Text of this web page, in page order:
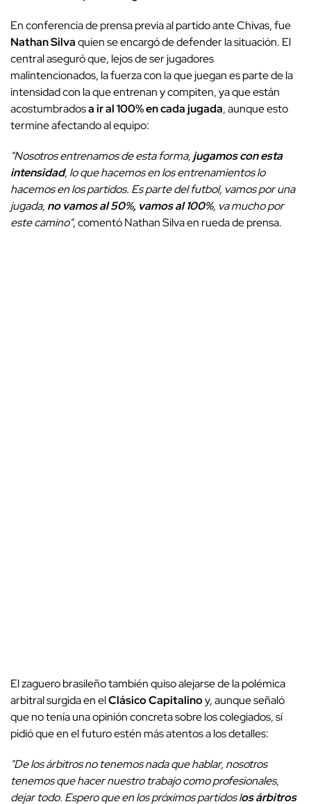
En conferencia de prensa previa al partido ante Chivas, fue
Nathan Silvaquien se encargó de defender la situación. El
central aseguró que, lejos de ser jugadores
malintencionados, la fuerza con la que juegan es parte de la
intensidad con la que entrenan y compiten, ya que están
acostumbradosa ir al 100% en cada jugada, aunque esto
termine afectando al equipo:
"Nosotros entrenamos de esta forma, jugamos con esta
intensidad, lo que hacemos en los entrenamientos lo
hacemos en los partidos. Es parte del futbol, vamos por una
jugada, no vamos al 50%, vamos al 100%, va mucho por
este camino", comentó Nathan Silva en rueda de prensa.
El zaguero brasileño también quiso alejarse de la polémica
arbitral surgida en elClásico Capitalinoy, aunque señaló
que no tenía una opinión concreta sobre los colegiados, sí
pidió que en el futuro estén más atentos a los detalles:
"De los árbitros no tenemos nada que hablar, nosotros
tenemos que hacer nuestro trabajo como profesionales,
dejar todo. Espero que en los próximos partidos los árbitros